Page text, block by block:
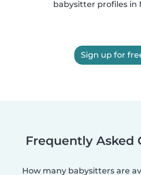
babysitter profiles in
Sign up for
Frequently Asked
How many babysitters are